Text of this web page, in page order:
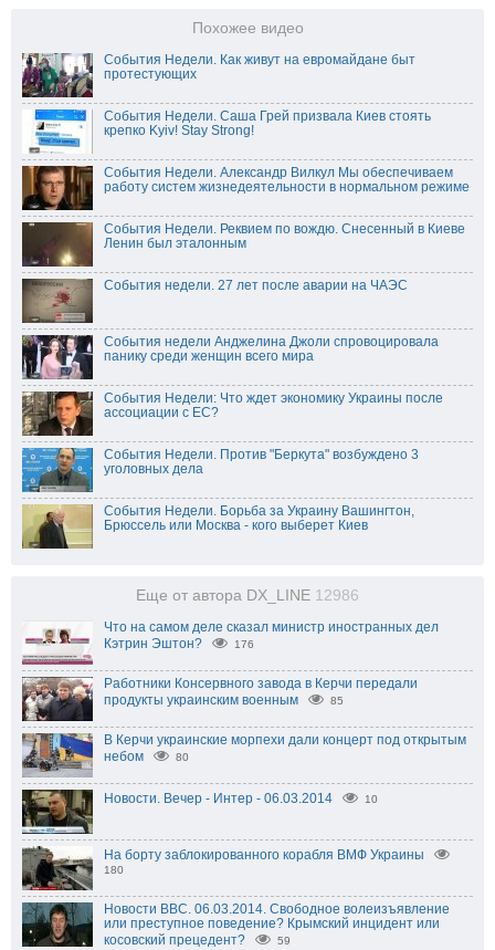
Похожее видео
События Недели. Как живут на евромайдане быт
протестующих
События Недели. Саша Грей призвала Киев стоять
крепко Kyiv! Stay Strong!
События Недели. Александр Вилкул Мы обеспечиваем
работу систем жизнедеятельности в нормальном режиме
События Недели. Реквием по вождю. Снесенный в Киеве
Ленин был эталонным
События недели. 27 лет после аварии на ЧАЭС
События недели Анджелина Джоли спровоцировала
панику среди женщин всего мира
События Недели: Что ждет экономику Украины после
ассоциации с ЕС?
События Недели. Против "Беркута" возбуждено 3
уголовных дела
События Недели. Борьба за Украину Вашингтон,
Брюссель или Москва - кого выберет Киев
Еще от автора DX_LINE 12986
Что на самом деле сказал министр иностранных дел
Кэтрин Эштон?
176
Работники Консервного завода в Керчи передали
продукты украинским военным
85
В Керчи украинские морпехи дали концерт под открытым
небом
80
Новости. Вечер - Интер - 06.03.2014 10
На борту заблокированного корабля ВМФ Украины
180
Новости BBC. 06.03.2014. Свободное волеизъявление
или преступное поведение? Крымский инцидент или
косовский прецедент?
59